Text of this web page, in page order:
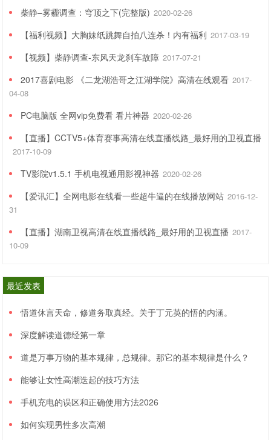
柴静–雾霾调查：穹顶之下(完整版) 2020-02-26
【福利视频】大胸妹纸跳舞自拍八连杀！内有福利 2017-03-19
【视频】柴静调查-东风天龙刹车故障 2017-07-21
2017喜剧电影 《二龙湖浩哥之江湖学院》高清在线观看 2017-
04-08
PC电脑版 全网vip免费看 看片神器 2020-02-26
【直播】CCTV5+体育赛事高清在线直播线路_最好用的卫视直播
2017-10-09
TV影院v1.5.1 手机电视通用影视神器 2020-02-26
【爱讯汇】全网电影在线看一些超牛逼的在线播放网站 2016-12-
31
【直播】湖南卫视高清在线直播线路_最好用的卫视直播 2017-
10-09
最近发表
悟道休言天命，修道务取真经。关于丁元英的悟的内涵。
深度解读道德经第一章
道是万事万物的基本规律，总规律。那它的基本规律是什么？
能够让女性高潮迭起的技巧方法
手机充电的误区和正确使用方法2026
如何实现男性多次高潮